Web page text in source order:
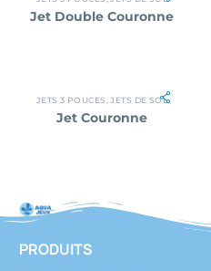
Jet Double Couronne
JETS 3 POUCES JETS DE SOL
Jet Couronne
PRODUITS